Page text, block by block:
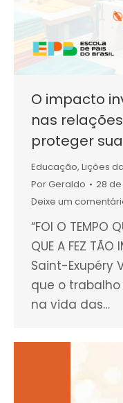
O impacto
nas
proteger
Educação, Lições
PorGeraldo
28
Deixe um
“FOI O TEMPO
QUE A FEZ TÃO
Saint-Exupéry
que o
na vida das…